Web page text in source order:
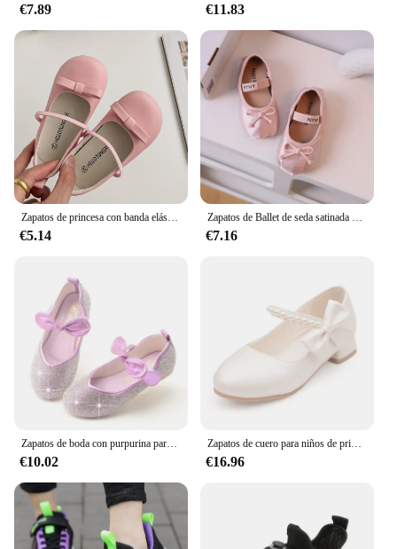
€7.89 €11.83
€5.14 €7.16
€10.02
Zapatos de cuero para niños de primavera, zapatos de princesa de tacón alto con lazo blanco para niñas, zapatos de perlas de pasarela simples a la moda, talla 26-38
€16.96